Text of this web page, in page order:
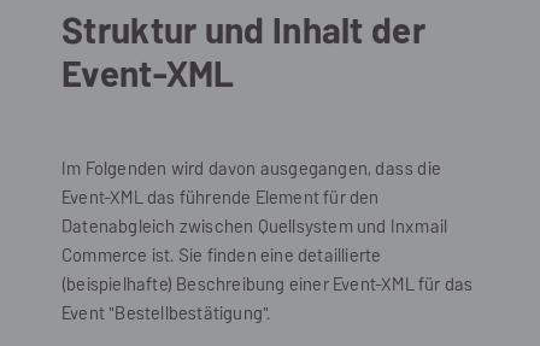
Struktur und Inhalt der
Event-XML
Im Folgenden wird davon ausgegangen, dass die
Event-XML das führende Element für den
Datenabgleich zwischen Quellsystem und Inxmail
Commerce ist. Sie finden eine detaillierte
(beispielhafte) Beschreibung einer Event-XML für das
Event "Bestellbestätigung".